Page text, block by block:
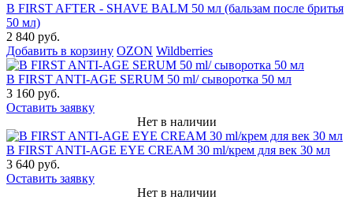
B FIRST AFTER - SHAVE BALM 50 мл (бальзам после бритья
50 мл)
2 840 руб.
Добавить в корзину OZON Wildberries
B FIRST ANTI-AGE SERUM 50 ml/ сыворотка 50 мл
3 160 руб.
Оставить заявку
Нет в наличии
B FIRST ANTI-AGE EYE CREAM 30 ml/крем для век 30 мл
3 640 руб.
Оставить заявку
Нет в наличии